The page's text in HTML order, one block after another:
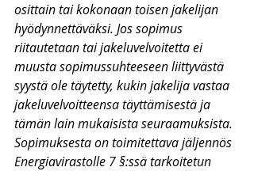
osittain tai kokonaan toisen jakelijan
hyödynnettäväksi. Jos sopimus
riitautetaan tai jakeluvelvoitetta ei
muusta sopimussuhteeseen liittyvästä
syystä ole täytetty, kukin jakelija vastaa
jakeluvelvoitteensa täyttämisestä ja
tämän lain mukaisista seuraamuksista.
Sopimuksesta on toimitettava jäljennös
Energiavirastolle 7 §:ssä tarkoitetun